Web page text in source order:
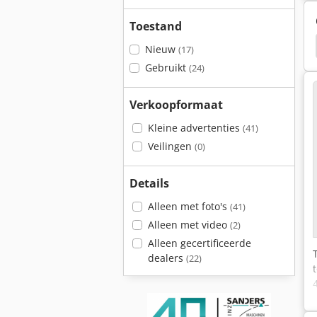
Toestand
Nieuw (17)
Gebruikt (24)
Verkoopformaat
Kleine advertenties (41)
Veilingen (0)
Details
Alleen met foto's (41)
Alleen met video (2)
Alleen gecertificeerde
dealers (22)
Eisele Vms